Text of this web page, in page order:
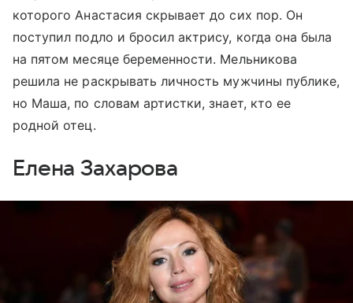
которого Анастасия скрывает до сих пор. Он
поступил подло и бросил актрису, когда она была
на пятом месяце беременности. Мельникова
решила не раскрывать личность мужчины публике,
но Маша, по словам артистки, знает, кто ее
родной отец.
Елена Захарова